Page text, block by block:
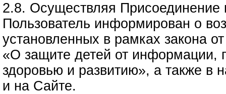
2.8. Осуществляя Присоединение
Пользователь информирован о
установленных в рамках закона
«О защите детей от информации,
здоровью и развитию», а также в
и на Сайте.